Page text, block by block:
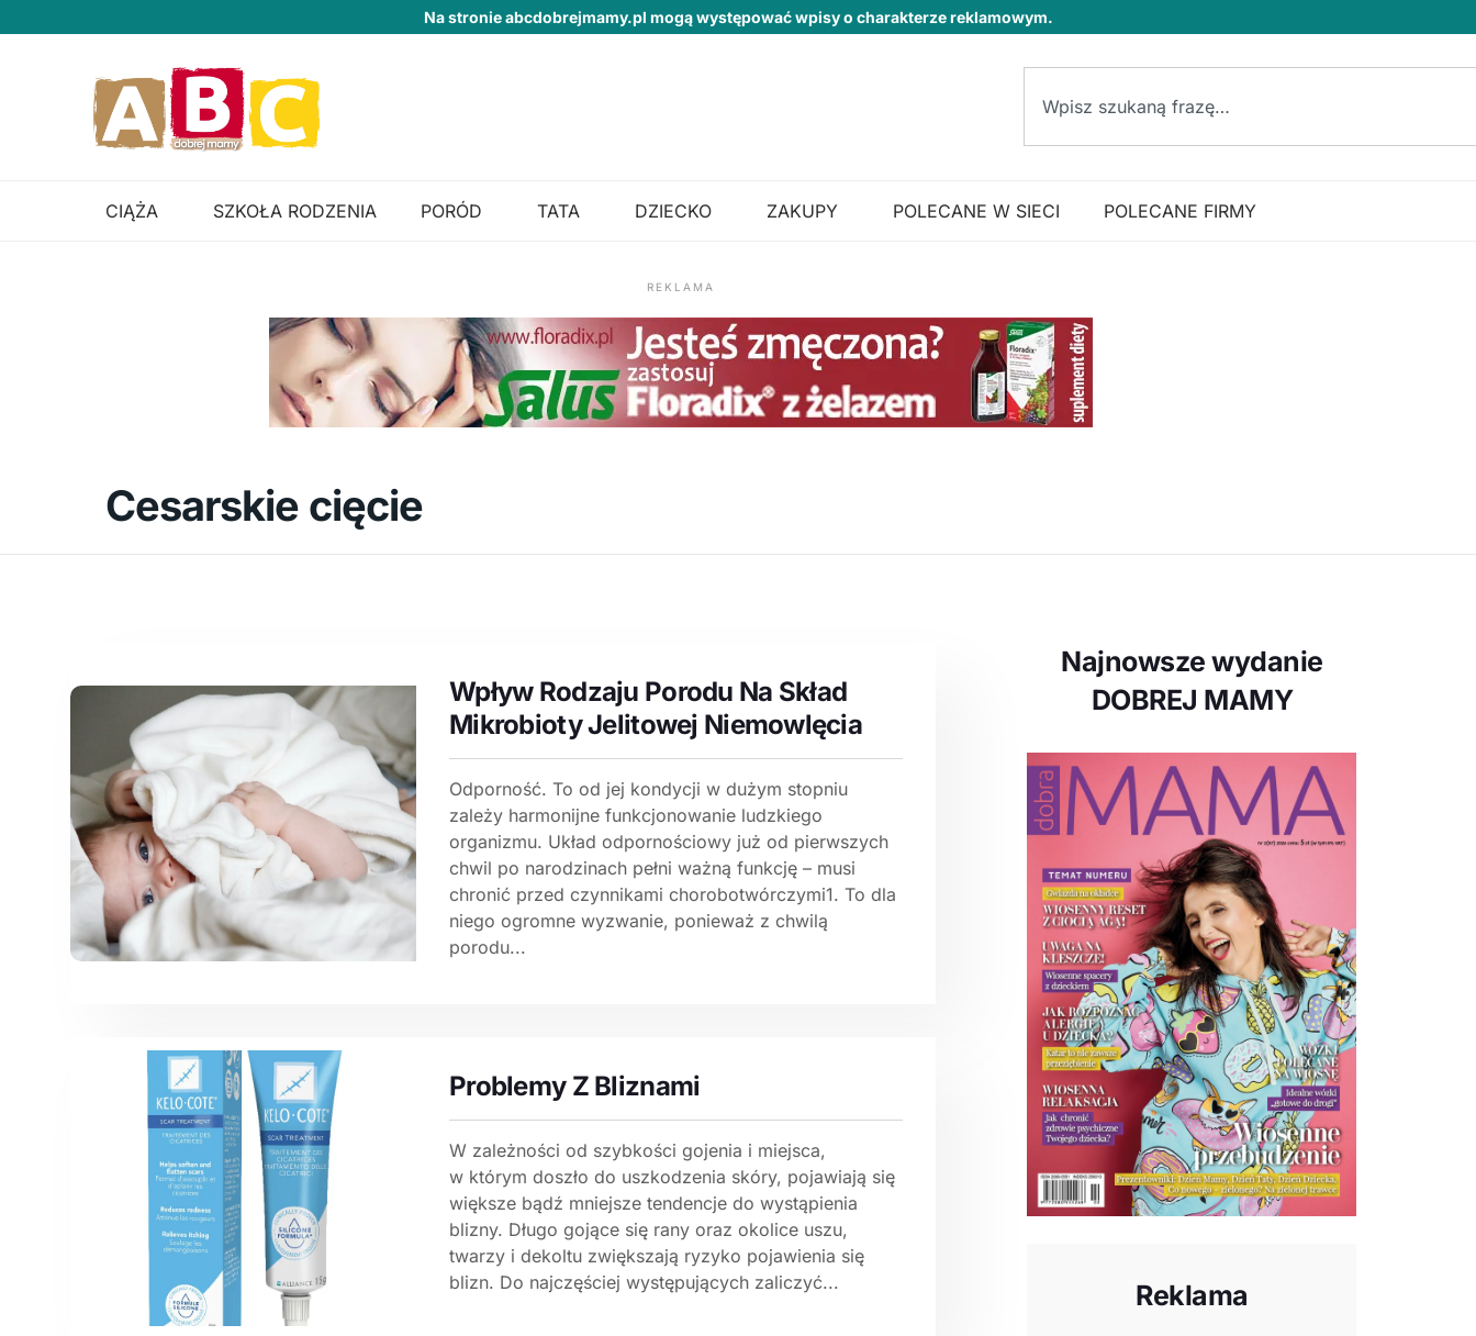
Na stronie abcdobrejmamy.pl mogą występować wpisy o charakterze reklamowym.
CIĄŻA SZKOŁA RODZENIA PORÓD TATA DZIECKO ZAKUPY POLECANE W SIECI POLECANE FIRMY
REKLAMA
Cesarskie cięcie
Wpływ Rodzaju Porodu Na Skład
Mikrobioty Jelitowej Niemowlęcia
Odporność. To od jej kondycji w dużym stopniu
zależy harmonijne funkcjonowanie ludzkiego
organizmu. Układ odpornościowy już od pierwszych
chwil po narodzinach pełni ważną funkcję – musi
chronić przed czynnikami chorobotwórczymi1. To dla
niego ogromne wyzwanie, ponieważ z chwilą
porodu...
Problemy Z Bliznami
W zależności od szybkości gojenia i miejsca,
w którym doszło do uszkodzenia skóry, pojawiają się
większe bądź mniejsze tendencje do wystąpienia
blizny. Długo gojące się rany oraz okolice uszu,
twarzy i dekoltu zwiększają ryzyko pojawienia się
blizn. Do najczęściej występujących zaliczyć...
Najnowsze wydanie
DOBREJ MAMY
Reklama